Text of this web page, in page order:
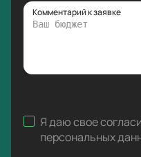
Комментарий к заявке
Я даю свое
персональных